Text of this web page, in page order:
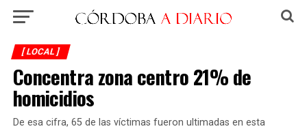
[ LOCAL ]
Concentra zona centro 21% de
homicidios
De esa cifra, 65 de las víctimas fueron ultimadas en esta